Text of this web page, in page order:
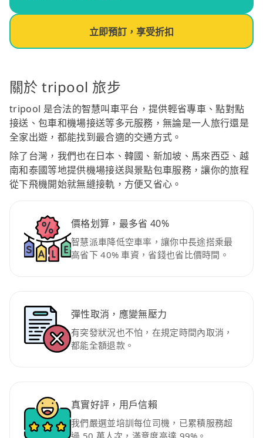
立即預訂，享受折扣
關於 tripool 旅步
tripool 是合法的智慧叫車平台，提供輕省專車、點對點
接送、包車和機場接送等多元服務，無論是一人旅行還是
全家出遊，都能找到最合適的交通方式。
除了台灣，我們也在日本、韓國、新加坡、馬來西亞、越
南和泰國等地提供機場接送與景點包車服務，讓你的旅程
從下飛機開始就無縫接軌，方便又省心。
價格划算，最多省 40%
智慧派車降低空車率，讓你中長途搭乘最
高省下 40% 車資，省錢也省比價時間。
彈性取消，應變無壓力
有突發狀況也不怕，在規定時間內取消，
都能全額退款。
真實好評，用戶信賴
我們嚴選並培訓每位司機，已累積服務超